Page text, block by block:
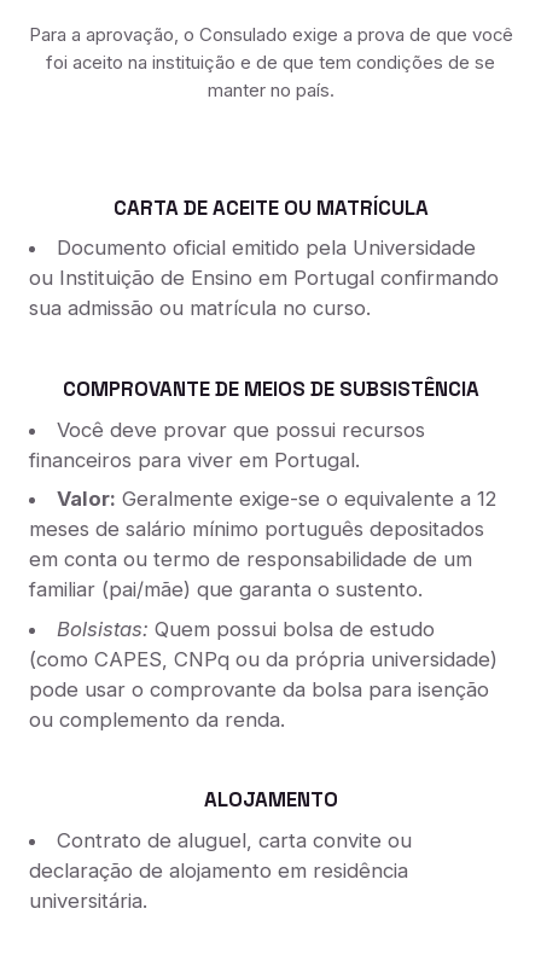
Para a aprovação, o Consulado exige a prova de que você
foi aceito na instituição e de que tem condições de se
manter no país.
CARTA DE ACEITE OU MATRÍCULA
Documento oficial emitido pela Universidade
ou Instituição de Ensino em Portugal confirmando
sua admissão ou matrícula no curso.
COMPROVANTE DE MEIOS DE SUBSISTÊNCIA
Você deve provar que possui recursos
financeiros para viver em Portugal.
Valor: Geralmente exige-se o equivalente a 12
meses de salário mínimo português depositados
em conta ou termo de responsabilidade de um
familiar (pai/mãe) que garanta o sustento.
Bolsistas: Quem possui bolsa de estudo
(como CAPES, CNPq ou da própria universidade)
pode usar o comprovante da bolsa para isenção
ou complemento da renda.
ALOJAMENTO
Contrato de aluguel, carta convite ou
declaração de alojamento em residência
universitária.